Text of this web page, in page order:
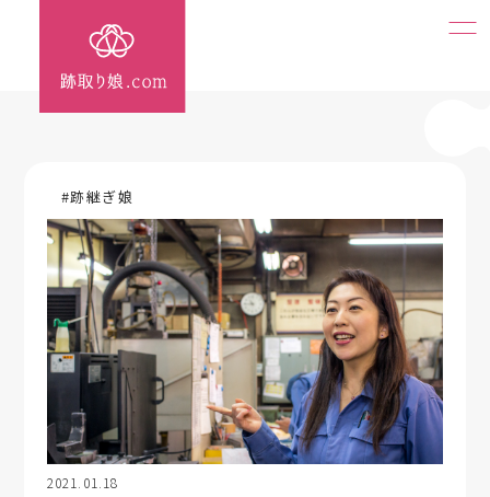
#跡継ぎ娘
2021.01.18